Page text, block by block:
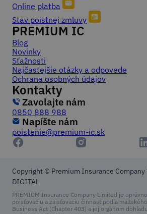
Online platba
Stav poistnej zmluvy
PREMIUM IC
Blog
Novinky
Sťažnosti
Najčastejšie otázky a odpovede
Ochrana osobných údajov
Kontakty
Zavolajte nám
0850 888 988
Napíšte nám
poistenie@premium-ic.sk
Copyright © Premium Insurance Company
DIGITAL
PREMIUM Insurance Company Limited je
poisťovaciu a zaisťovaciu činnosť podľa
Business Act (Chapter 403) a jej orgánom